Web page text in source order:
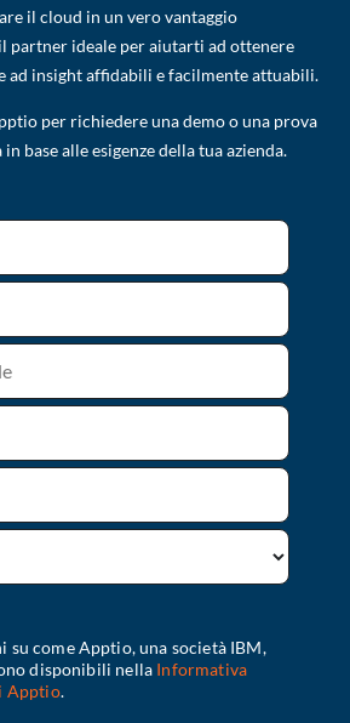
il cloud in un vero vantaggio
partner ideale per aiutarti ad ottenere
ad insight affidabili e facilmente attuabili.
per richiedere una demo o una prova
base alle esigenze della tua azienda.